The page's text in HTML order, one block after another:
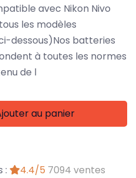
avec Nikon Nivo
les modèles
dessous)Nos batteries
à toutes les normes
de l
au panier
:
4.4/5 7094 ventes